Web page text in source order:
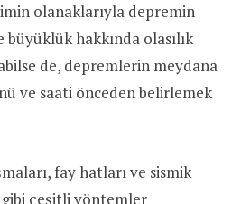
olanaklarıyla depremin
hakkında olasılık
de, depremlerin meydana
ve saati önceden belirlemek
fay hatları ve sismik
çeşitli yöntemler